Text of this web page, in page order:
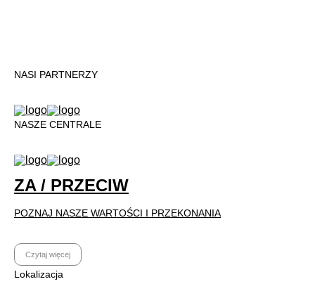
NASI PARTNERZY
NASZE CENTRALE
ZA / PRZECIW
POZNAJ NASZE WARTOŚCI I PRZEKONANIA
Czytaj więcej
Lokalizacja